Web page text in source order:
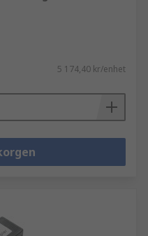
5 174,40 kr/enhet